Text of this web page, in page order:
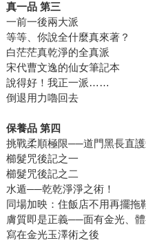
真一品 第三
一前一後兩大派
等等、你說全什麼真來著？
白茫茫真乾淨的全真派
宋代曹文逸的仙女筆記本
說得好！我正一派……
倒退用力嚕回去
保養品 第四
挑戰柔順極限──道門黑長直護
櫛髮咒後記之一
櫛髮咒後記之二
水遁──乾乾淨淨之術！
同場加映：住飯店不用再擺拖
膚質即是正義──面有金光、體
寫在金光玉澤術之後